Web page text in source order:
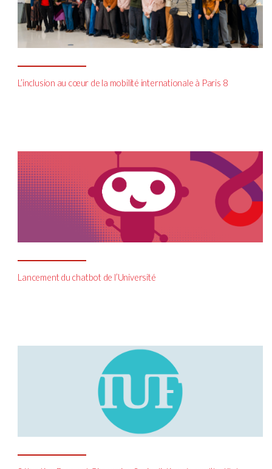
L’inclusion au cœur de la mobilité internationale à Paris 8
Lancement du chatbot de l’Université